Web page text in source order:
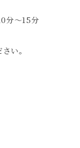
分〜15分
い。